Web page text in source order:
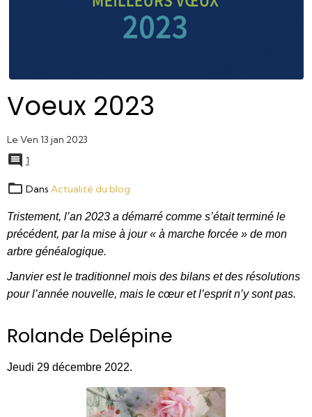
Voeux 2023
Le Ven 13 jan 2023
1
Dans Actualité du blog
Tristement, l’an 2023 a démarré comme s’était terminé le
précédent, par la mise à jour « à marche forcée » de mon
arbre généalogique.
Janvier est le traditionnel mois des bilans et des résolutions
pour l’année nouvelle, mais le cœur et l’esprit n’y sont pas.
Rolande Delépine
Jeudi 29 décembre 2022.